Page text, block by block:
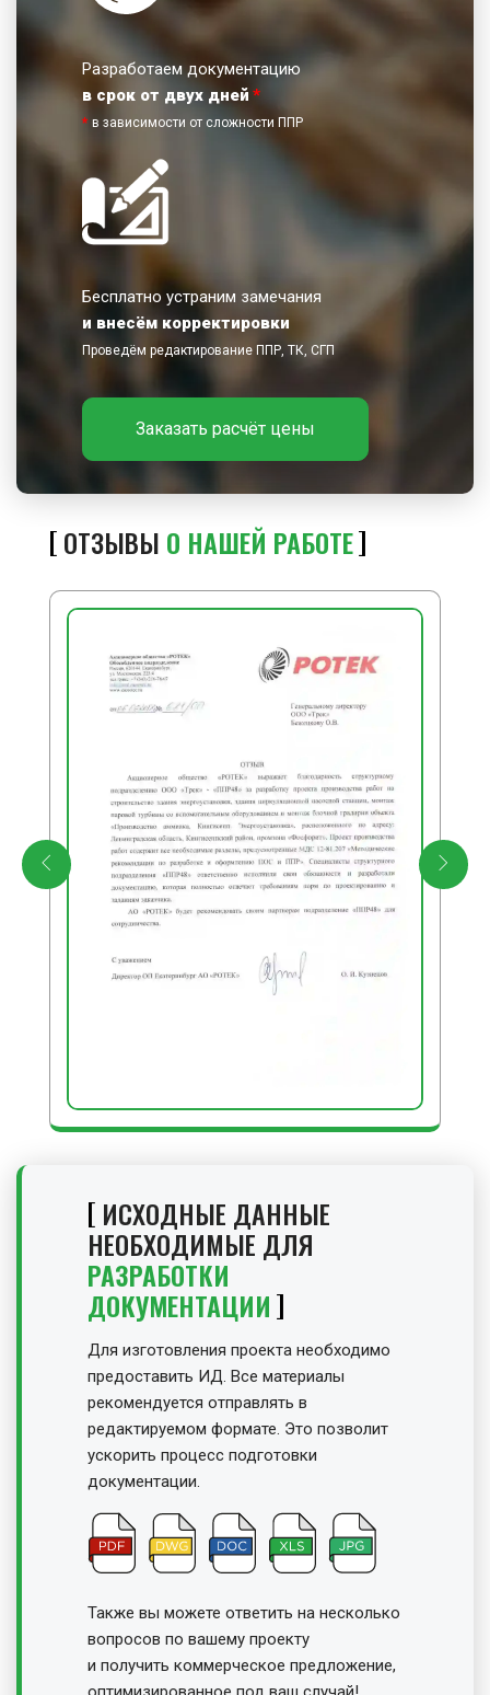
Разработаем документацию
в срок от двух дней *
* в зависимости от сложности ППР
Бесплатно устраним замечания
и внесём корректировки
Проведём редактирование ППР, ТК, СГП
Заказать расчёт цены
ОТЗЫВЫ О НАШЕЙ РАБОТЕ
ИСХОДНЫЕ ДАННЫЕ
НЕОБХОДИМЫЕ ДЛЯ
РАЗРАБОТКИ
ДОКУМЕНТАЦИИ
Для изготовления проекта необходимо
предоставить ИД. Все материалы
рекомендуется отправлять в
редактируемом формате. Это позволит
ускорить процесс подготовки
документации.
Также вы можете ответить на несколько
вопросов по вашему проекту
и получить коммерческое предложение,